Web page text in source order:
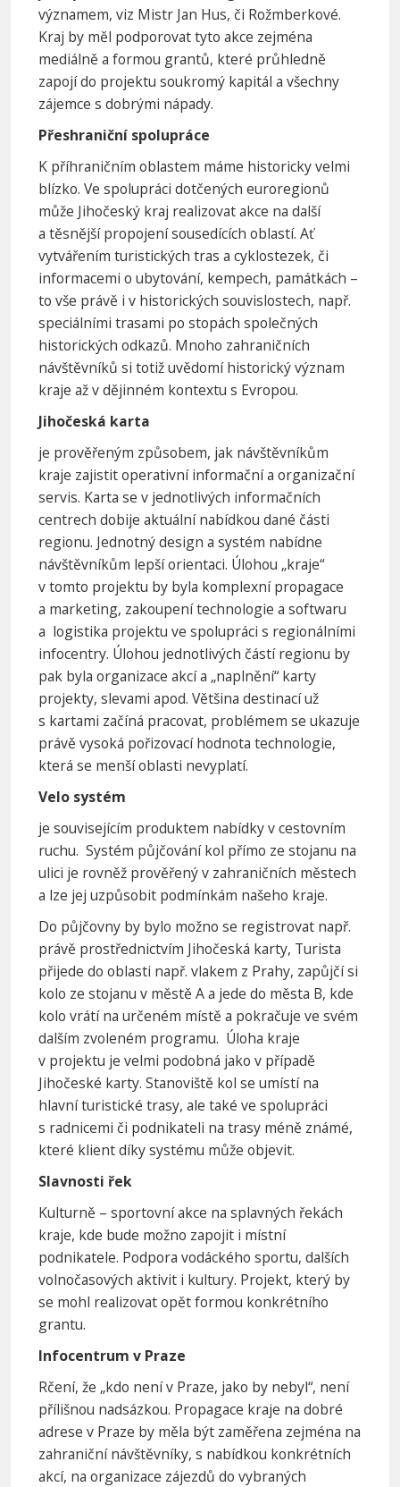
významem, viz Mistr Jan Hus, či Rožmberkové.
Kraj by měl podporovat tyto akce zejména
mediálně a formou grantů, které průhledně
zapojí do projektu soukromý kapitál a všechny
zájemce s dobrými nápady.
Přeshraniční spolupráce
K příhraničním oblastem máme historicky velmi
blízko. Ve spolupráci dotčených euroregionů
může Jihočeský kraj realizovat akce na další
a těsnější propojení sousedících oblastí. Ať
vytvářením turistických tras a cyklostezek, či
informacemi o ubytování, kempech, památkách –
to vše právě i v historických souvislostech, např.
speciálními trasami po stopách společných
historických odkazů. Mnoho zahraničních
návštěvníků si totiž uvědomí historický význam
kraje až v dějinném kontextu s Evropou.
Jihočeská karta
je prověřeným způsobem, jak návštěvníkům
kraje zajistit operativní informační a organizační
servis. Karta se v jednotlivých informačních
centrech dobije aktuální nabídkou dané části
regionu. Jednotný design a systém nabídne
návštěvníkům lepší orientaci. Úlohou „kraje“
v tomto projektu by byla komplexní propagace
a marketing, zakoupení technologie a softwaru
a logistika projektu ve spolupráci s regionálními
infocentry. Úlohou jednotlivých částí regionu by
pak byla organizace akcí a „naplnění“ karty
projekty, slevami apod. Většina destinací už
s kartami začíná pracovat, problémem se ukazuje
právě vysoká pořizovací hodnota technologie,
která se menší oblasti nevyplatí.
Velo systém
je souvisejícím produktem nabídky v cestovním
ruchu. Systém půjčování kol přímo ze stojanu na
ulici je rovněž prověřený v zahraničních městech
a lze jej uzpůsobit podmínkám našeho kraje.
Do půjčovny by bylo možno se registrovat např.
právě prostřednictvím Jihočeská karty, Turista
přijede do oblasti např. vlakem z Prahy, zapůjčí si
kolo ze stojanu v městě A a jede do města B, kde
kolo vrátí na určeném místě a pokračuje ve svém
dalším zvoleném programu. Úloha kraje
v projektu je velmi podobná jako v případě
Jihočeské karty. Stanoviště kol se umístí na
hlavní turistické trasy, ale také ve spolupráci
s radnicemi či podnikateli na trasy méně známé,
které klient díky systému může objevit.
Slavnosti řek
Kulturně – sportovní akce na splavných řekách
kraje, kde bude možno zapojit i místní
podnikatele. Podpora vodáckého sportu, dalších
volnočasových aktivit i kultury. Projekt, který by
se mohl realizovat opět formou konkrétního
grantu.
Infocentrum v Praze
Rčení, že „kdo není v Praze, jako by nebyl“, není
přílišnou nadsázkou. Propagace kraje na dobré
adrese v Praze by měla být zaměřena zejména na
zahraniční návštěvníky, s nabídkou konkrétních
akcí, na organizace zájezdů do vybraných